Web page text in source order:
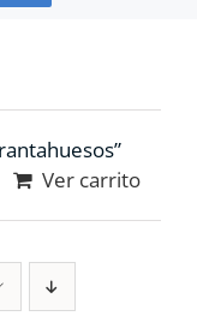
Ver carrito